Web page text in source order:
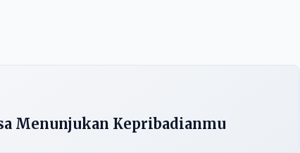
Menunjukan Kepribadianmu